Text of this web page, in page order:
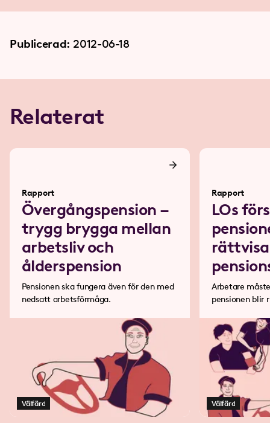
Publicerad: 2012-06-18
Relaterat
Rapport
Övergångspension –
trygg brygga mellan
arbetsliv och
ålderspension
Pensionen ska fungera även för den med
nedsatt arbetsförmåga.
Välfärd
Rapport
LOs
Arbetare
pensionen blir
Välfärd